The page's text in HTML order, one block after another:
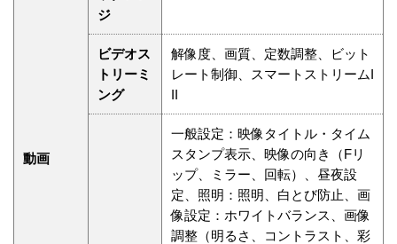
動画
ジ
ビデオス
トリーミ
ング
解像度、画質、定数調整、ビット
レート制御、スマートストリームI
II
一般設定：映像タイトル・タイム
スタンプ表示、映像の向き（Fリ
ップ、ミラー、回転）、昼夜設
定、照明：照明、白とび防止、画
像設定：ホワイトバランス、画像
調整（明るさ、コントラスト、彩